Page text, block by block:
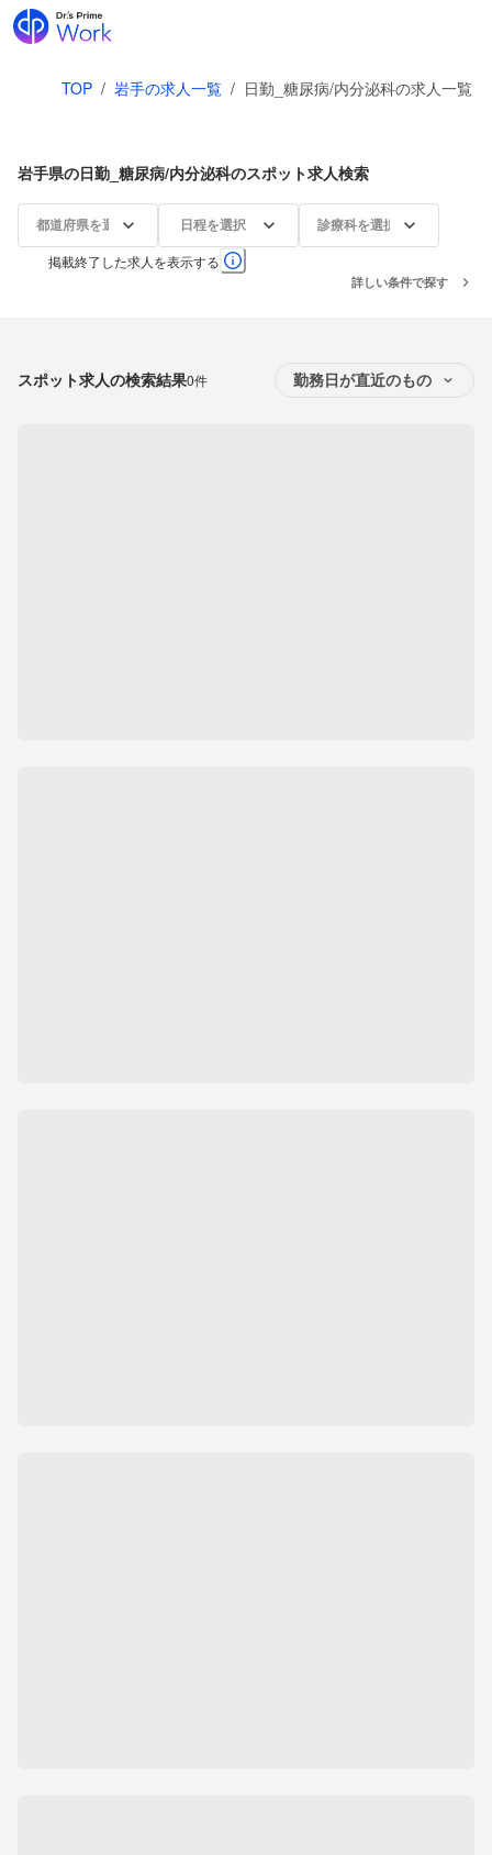
TOP / 岩手の求人一覧 / 日勤_糖尿病/内分泌科の求人一覧
岩手県の日勤_糖尿病/内分泌科のスポット求人検索
都道府県を選択 日程を選択 診療科を選択
掲載終了した求人を表示する
詳しい条件で探す
スポット求人の検索結果0件 勤務日が直近のもの